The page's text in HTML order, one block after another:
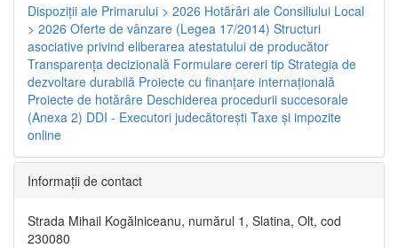
Dispoziţii ale Primarului > 2026 Hotărâri ale Consiliului Local
> 2026 Oferte de vânzare (Legea 17/2014) Structuri
asociative privind eliberarea atestatului de producător
Transparenţa decizională Formulare cereri tip Strategia de
dezvoltare durabilă Proiecte cu finanţare internaţională
Proiecte de hotărâre Deschiderea procedurii succesorale
(Anexa 2) DDI - Executori judecătorești Taxe şi impozite
online
Informaţii de contact
Strada Mihail Kogălniceanu, numărul 1, Slatina, Olt, cod
230080